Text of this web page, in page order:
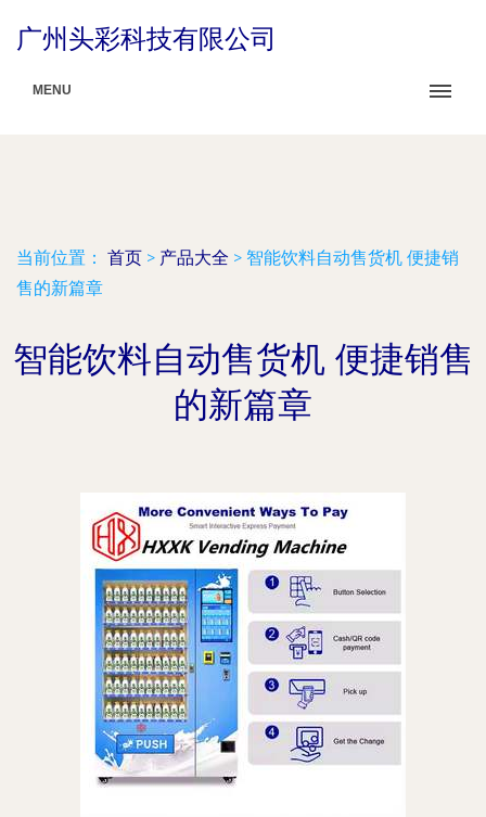
广州头彩科技有限公司
MENU
当前位置： 首页 > 产品大全 > 智能饮料自动售货机 便捷销
售的新篇章
智能饮料自动售货机 便捷销售
的新篇章